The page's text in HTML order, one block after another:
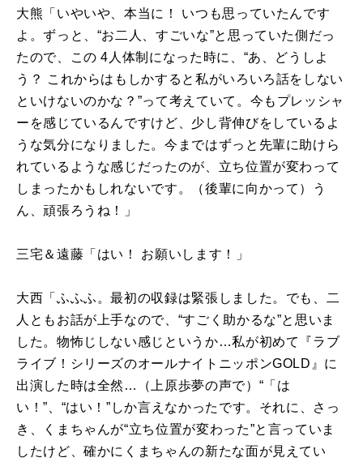
大熊「いやいや、本当に！ いつも思っていたんです
よ。ずっと、“お二人、すごいな”と思っていた側だっ
たので、この 4 人体制になった時に、“あ、どうしよ
う？ これからはもしかすると私がいろいろ話をしない
といけないのかな？”って考えていて。今もプレッシャ
ーを感じているんですけど、少し背伸びをしているよ
うな気分になりました。今まではずっと先輩に助けら
れているような感じだったのが、立ち位置が変わって
しまったかもしれないです。（後輩に向かって）う
ん、頑張ろうね！」
三宅＆遠藤「はい！ お願いします！」
大西「ふふふ。最初の収録は緊張しました。でも、二
人ともお話が上手なので、“すごく助かるな”と思いま
した。物怖じしない感じというか…私が初めて『ラブ
ライブ！シリーズのオールナイトニッポンGOLD 』に
出演した時は全然…（上原歩夢の声で）“「は
い！”、“はい！”しか言えなかったです。それに、さっ
き、くまちゃんが“立ち位置が変わった”と言っていま
したけど、確かにくまちゃんの新たな面が見えてい